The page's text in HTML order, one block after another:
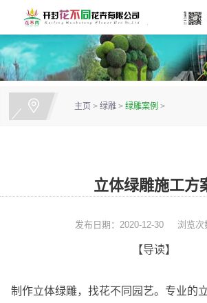
主页 > 绿雕 > 绿雕案例 >
立体绿雕施工方
发布日期：2020-12-30 浏览次
【导读】
制作立体绿雕，找花不同园艺。专业的